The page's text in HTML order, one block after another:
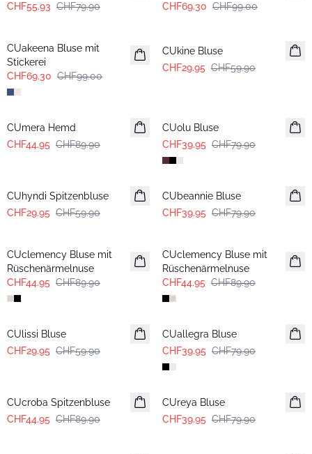
CHF55.93 CHF79.90
CHF69.30 CHF99.00
CUakeena Bluse mit
Stickerei
CHF69.30 CHF99.00
CUkine Bluse
CHF29.95 CHF59.90
-50%
CUmera Hemd
CHF44.95 CHF89.90
CUolu Bluse
CHF39.95 CHF79.90
CUhyndi Spitzenbluse
CHF29.95 CHF59.90
-50%
CUbeannie Bluse
CHF39.95 CHF79.90
CUclemency Bluse mit
Rüschenärmelnuse
CHF44.95 CHF89.90
CUclemency Bluse mit
Rüschenärmelnuse
CHF44.95 CHF89.90
-50%
CUlissi Bluse
CHF29.95 CHF59.90
-50%
CUallegra Bluse
CHF39.95 CHF79.90
CUcroba Spitzenbluse
CHF44.95 CHF89.90
-50%
CUreya Bluse
CHF39.95 CHF79.90